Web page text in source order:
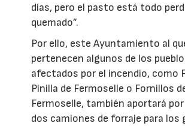
días, pero el pasto está todo
quemado”.
Por ello, este Ayuntamiento al
pertenecen algunos de los
afectados por el incendio, como
Pinilla de Fermoselle o Fornillos
Fermoselle, también aportará
dos camiones de forraje para los